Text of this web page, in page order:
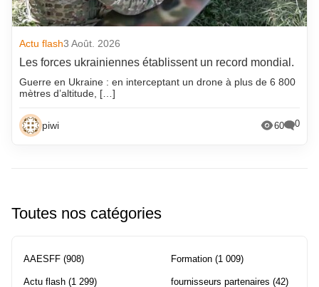
Actu flash3 Août. 2026
Les forces ukrainiennes établissent un record mondial.
Guerre en Ukraine : en interceptant un drone à plus de 6 800
mètres d’altitude, […]
piwi 60 0
Toutes nos catégories
AAESFF (908)
Actu flash (1 299)
Formation (1 009)
fournisseurs partenaires (42)